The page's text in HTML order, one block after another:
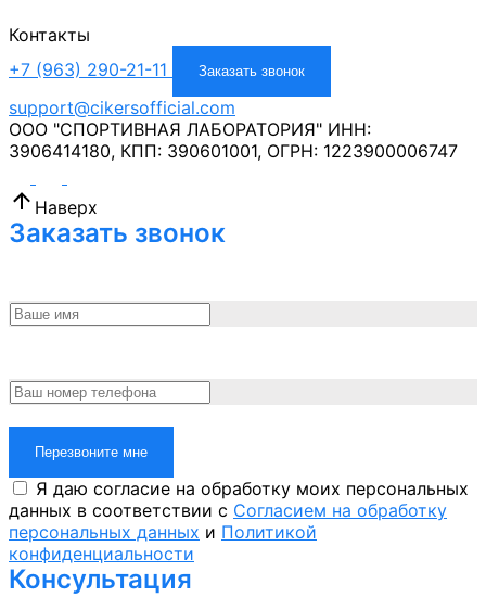
Контакты
+7 (963) 290-21-11
Заказать звонок
support@cikersofficial.com
ООО "СПОРТИВНАЯ ЛАБОРАТОРИЯ" ИНН:
3906414180, КПП: 390601001, ОГРН: 1223900006747
Наверх
Заказать звонок
Перезвоните мне
Я даю согласие на обработку моих персональных
данных в соответствии с Согласием на обработку
персональных данных и Политикой
конфиденциальности
Консультация